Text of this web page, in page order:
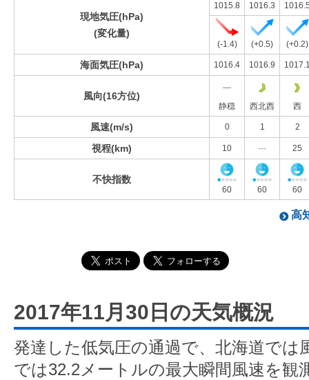
現地気圧(hPa)
(変化量)
1015.8 1016.3
(-1.4) (+0.5) (+0.2)
海面気圧(hPa) 1016.4 1016.9
風向(16方位)
静穏 西北西 西
風速(m/s) 0 1 2
視程(km) 10 --- 25
不快指数
60 60 60
高
2017年11月30日の天気概況
発達した低気圧の通過で、北海道では
では32.2メートルの最大瞬間風速を観